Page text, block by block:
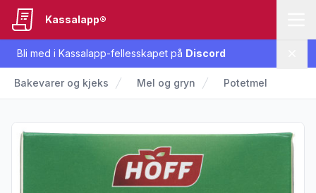
Bli med i Kassalapp-fellesskapet på Discord
Kassalapp®
Bakevarer og kjeks Mel og gryn Potetmel